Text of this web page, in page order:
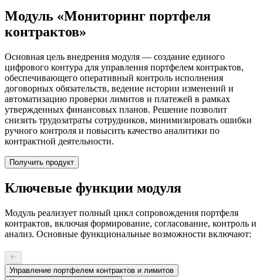
Модуль «Мониторинг портфеля
контрактов»
Основная цель внедрения модуля — создание единого
цифрового контура для управления портфелем контрактов,
обеспечивающего оперативный контроль исполнения
договорных обязательств, ведение истории изменений и
автоматизацию проверки лимитов и платежей в рамках
утвержденных финансовых планов. Решение позволит
снизить трудозатраты сотрудников, минимизировать ошибки
ручного контроля и повысить качество аналитики по
контрактной деятельности.
Получить продукт
Ключевые функции модуля
Модуль реализует полный цикл сопровождения портфеля
контрактов, включая формирование, согласование, контроль и
анализ. Основные функциональные возможности включают:
Управление портфелем контрактов и лимитов